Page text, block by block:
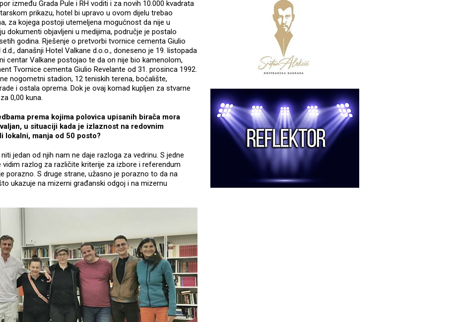
između Grada Pule i RH voditi i za novih 10.000 kvadrata
prikazu, hotel bi upravo u ovom dijelu trebao
za kojega postoji utemeljena mogućnost da nije u
dokumenti objavljeni u medijima, područje je postalo
godina. Rješenje o pretvorbi tvornice cementa Giulio
današnji Hotel Valkane d.o.o., doneseno je 19. listopada
centar Valkane postojao te da on nije bio kamenolom,
Tvornice cementa Giulio Revelante od 31. prosinca 1992.
nogometni stadion, 12 teniskih terena, boćalište,
i ostala oprema. Dok je ovaj komad kupljen za stvarne
0,00 kuna.
prema kojima polovica upisanih birača mora
u situaciji kada je izlaznost na redovnim
lokalni, manja od 50 posto?
jedan od njih nam ne daje razloga za vedrinu. S jedne
razlog za različite kriterije za izbore i referendum
porazno. S druge strane, užasno je porazno to da na
ukazuje na mizerni građanski odgoj i na mizernu